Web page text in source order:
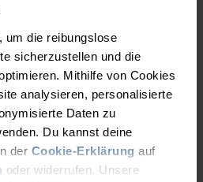
um die reibungslose
sicherzustellen und die
Mithilfe von Cookies
analysieren, personalisierte
Daten zu
Du kannst deine
der Cookie-Erklärung auf
oder widerrufen. Unsere
KOMFORT,
Performance –
dein Tag aussieht.